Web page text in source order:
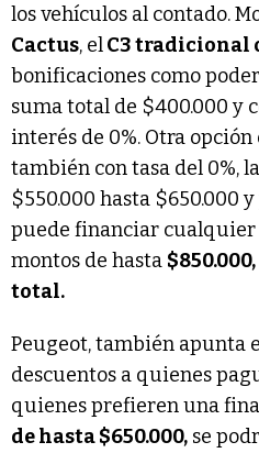
los vehículos al contado.
Cactus, elC3 tradicional
bonificaciones como
suma total de $400.000 y
interés de 0%. Otra
también con tasa del 0%,
$550.000 hasta $650.000
puede financiar cualquier
montos de hasta
total.
Peugeot, también apunta
descuentos a quienes
quienes prefieren una
de hasta $650.000, se